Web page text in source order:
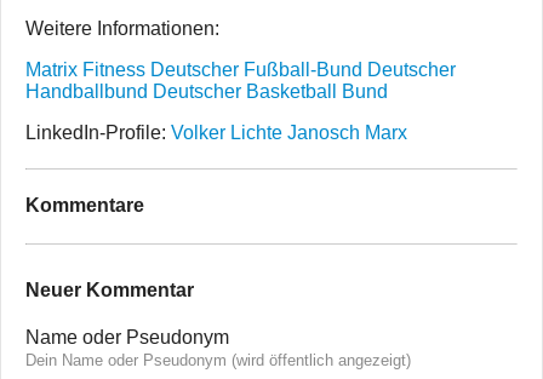
Weitere Informationen:
Matrix Fitness Deutscher Fußball-Bund Deutscher
Handballbund Deutscher Basketball Bund
LinkedIn-Profile: Volker Lichte Janosch Marx
Kommentare
Neuer Kommentar
Name oder Pseudonym
Dein Name oder Pseudonym (wird öffentlich angezeigt)